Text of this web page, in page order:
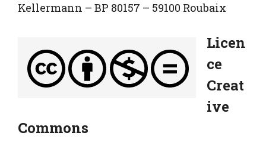
Kellermann – BP 80157 – 59100 Roubaix
Licen
ce
Creat
ive
Commons